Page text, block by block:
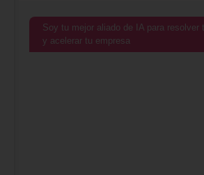
Soy tu mejor aliado de IA para resolver
y acelerar tu empresa